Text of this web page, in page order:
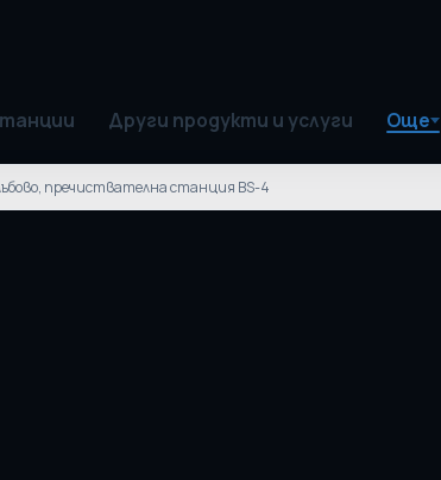
Други продукти и услуги Още
пречиствателна станция BS-4